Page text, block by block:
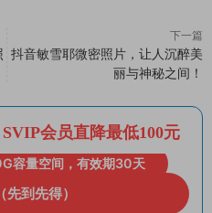
下一篇
抖音敏雪耶微密照片，让人沉醉美
丽与神秘之间！
会员直降最低100元
容量空间，有效期30天
到先得）